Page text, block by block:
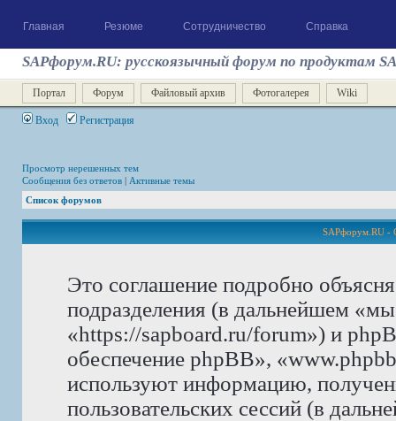
Главная Резюме Сотрудничество Справка
SAPфорум.RU: русскоязычный форум по продуктам
Портал Форум Файловый архив Фотогалерея Wiki
Вход Регистрация
Просмотр нерешенных тем
Сообщения без ответов | Активные темы
Список форумов
SAPфорум.RU -
Это соглашение подробно
подразделения (в дальнейшем
«https://sapboard.ru/forum») и
обеспечение phpBB»,
используют информацию,
пользовательских сессий (в